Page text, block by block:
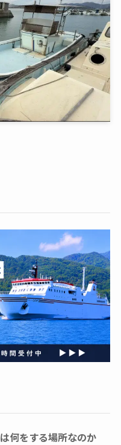
何をする場所なのか